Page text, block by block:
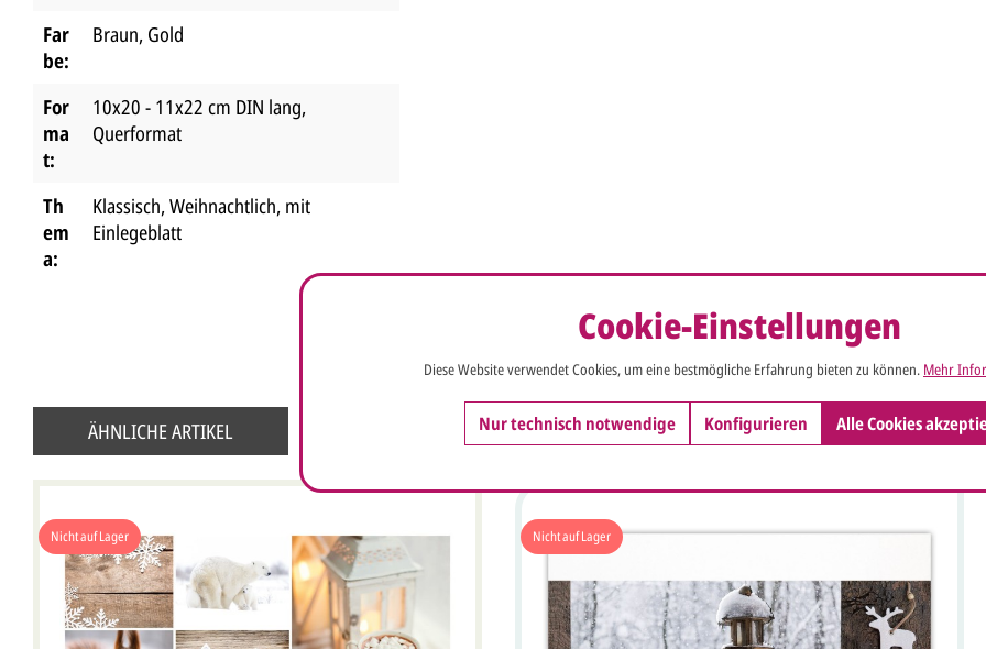
Far
be:
Braun, Gold
For
ma
t:
10x20 - 11x22 cm DIN lang,
Querformat
Th
em
a:
Klassisch, Weihnachtlich, mit
Einlegeblatt
ÄHNLICHE ARTIKEL
Nicht auf Lager Nicht auf Lager
Cookie-Einstellungen
Diese Website verwendet Cookies, um eine bestmögliche Erfahrung bieten zu können. Mehr
Nur technisch notwendige Konfigurieren Alle Cookies